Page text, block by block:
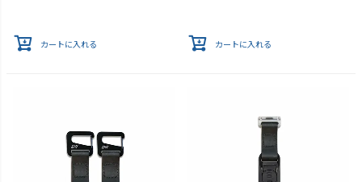
カートに入れる カートに入れる